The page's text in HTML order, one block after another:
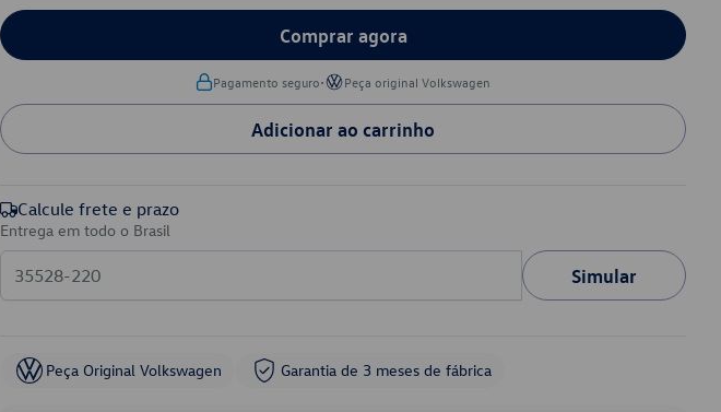
Comprar agora
Pagamento seguro• Peça original Volkswagen
Adicionar ao carrinho
Calcule frete e prazo
Entrega em todo o Brasil
Simular
Peça Original Volkswagen Garantia de 3 meses de fábrica